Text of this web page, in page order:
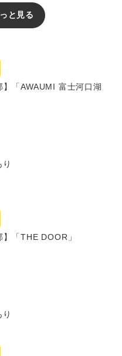
と見る
】「AWAUMI 富士河口湖
】「THE DOOR」